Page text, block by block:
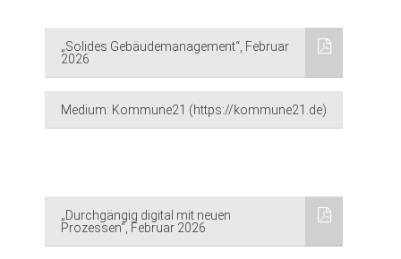
„Solides Gebäudemanagement“, Februar
2026
Medium: Kommune21 (https://kommune21.de)
„Durchgängig digital mit neuen
Prozessen“, Februar 2026